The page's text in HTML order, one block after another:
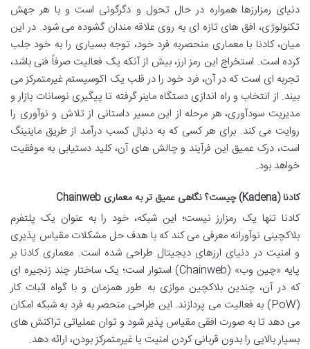
دنیای رمزارزها همواره در حال تحول و دگرگونی است و با هر جهش
تکنولوژی، افق های تازه ای به روی علاقه مندان گشوده می شود. در این
میان، کادنا با معماری منحصربه فرد خود، توجه بسیاری را به خود جلب
کرده است. استخراج این رمز ارز، بیش از آنکه یک فعالیت صرفاً فنی باشد،
تجربه ای است که در آن، فرد خود را در قلب یک اکوسیستم غیرمتمرکز می
بیند. از انتخاب و راه اندازی دستگاه ماینر گرفته تا پیگیری نوسانات بازار و
مدیریت سودآوری، هر مرحله از این مسیر داستانی از تلاش و نوآوری را
روایت می کند. برای هر کسی که به دنبال کسب درآمد از طریق ماینینگ
است، درک عمیق این فرآیند و چالش های آن، کلید دستیابی به موفقیت
خواهد بود.
کادنا (Kadena) چیست؟ نگاهی عمیق تر به معماری Chainweb
کادنا تنها یک رمزارز نیست؛ این شبکه، خود را به عنوان یک پلتفرم
بلاکچینی نوآورانه معرفی می کند که با هدف حل مشکلات مقیاس پذیری
و امنیت در دنیای ارزهای دیجیتال طراحی شده است. معماری کادنا بر
پایه «چین وب» (Chainweb) استوار است؛ یک ساختار چند زنجیره ای
که در آن، چندین بلاکچین موازی به طور همزمان و با گواه اثبات کار
(PoW) به فعالیت می پردازند. این طراحی منحصر به فرد به شبکه امکان
می دهد تا به صورت افقی مقیاس پذیر شود و توان عملیاتی تراکنش های
بسیار بالایی را بدون قربانی کردن امنیت یا غیرمتمرکز بودن، ارائه دهد.